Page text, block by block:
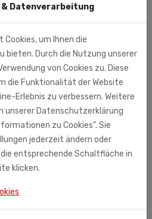
zu lassen, um innerhalb von 7-10
des Hautzustands festzustellen.
ausgeprägt sein, und wenn
im Anfangsstadium des
ist es möglich, sie ohne
loszuwerden. Hergestellt
Fa. Unkuri Großhandel
Germany Anwendung:
bei Kindern unter 3 Jahren
oder gereizter Haut
Tallowate, Sodium
Oleum Rusci,
& Datenverarbeitung
um Ihnen die
bieten. Durch die Nutzung unserer
von Cookies zu. Diese
die Funktionalität der Website
Erlebnis zu verbessern. Weitere
unserer Datenschutzerklärung
zu Cookies". Sie
jederzeit ändern oder
entsprechende Schaltfläche in
klicken.